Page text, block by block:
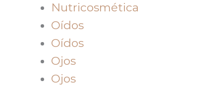
Nutricosmética
Oídos
Oídos
Ojos
Ojos